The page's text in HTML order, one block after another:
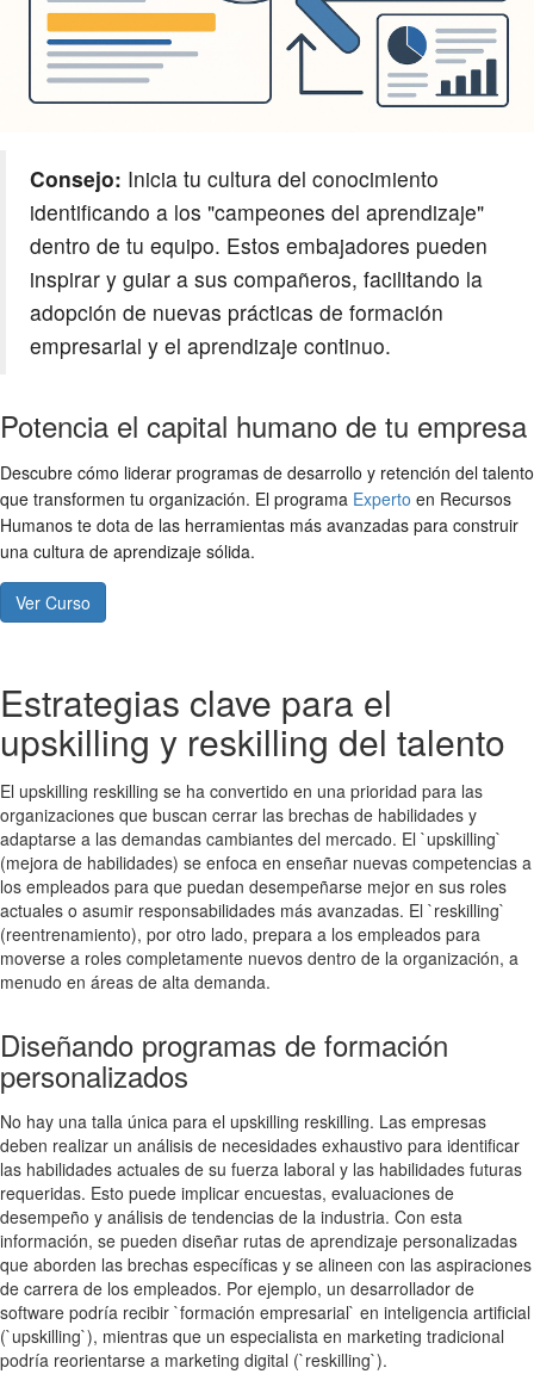
Consejo: Inicia tu cultura del conocimiento
identificando a los "campeones del aprendizaje"
dentro de tu equipo. Estos embajadores pueden
inspirar y guiar a sus compañeros, facilitando la
adopción de nuevas prácticas de formación
empresarial y el aprendizaje continuo.
Potencia el capital humano de tu empresa
Descubre cómo liderar programas de desarrollo y retención del talento
que transformen tu organización. El programa Experto en Recursos
Humanos te dota de las herramientas más avanzadas para construir
una cultura de aprendizaje sólida.
Ver Curso
Estrategias clave para el
upskilling y reskilling del talento
El upskilling reskilling se ha convertido en una prioridad para las
organizaciones que buscan cerrar las brechas de habilidades y
adaptarse a las demandas cambiantes del mercado. El `upskilling`
(mejora de habilidades) se enfoca en enseñar nuevas competencias a
los empleados para que puedan desempeñarse mejor en sus roles
actuales o asumir responsabilidades más avanzadas. El `reskilling`
(reentrenamiento), por otro lado, prepara a los empleados para
moverse a roles completamente nuevos dentro de la organización, a
menudo en áreas de alta demanda.
Diseñando programas de formación
personalizados
No hay una talla única para el upskilling reskilling. Las empresas
deben realizar un análisis de necesidades exhaustivo para identificar
las habilidades actuales de su fuerza laboral y las habilidades futuras
requeridas. Esto puede implicar encuestas, evaluaciones de
desempeño y análisis de tendencias de la industria. Con esta
información, se pueden diseñar rutas de aprendizaje personalizadas
que aborden las brechas específicas y se alineen con las aspiraciones
de carrera de los empleados. Por ejemplo, un desarrollador de
software podría recibir `formación empresarial` en inteligencia artificial
(`upskilling`), mientras que un especialista en marketing tradicional
podría reorientarse a marketing digital (`reskilling`).